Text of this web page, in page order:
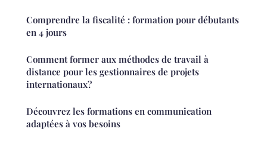
Comprendre la fiscalité : formation pour débutants
en 4 jours
Comment former aux méthodes de travail à
distance pour les gestionnaires de projets
internationaux?
Découvrez les formations en communication
adaptées à vos besoins